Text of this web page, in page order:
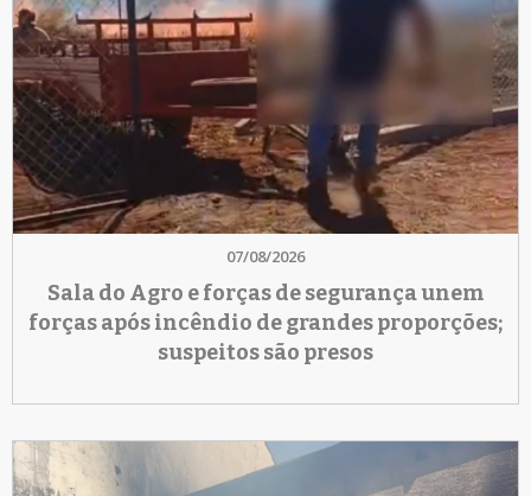
07/08/2026
Sala do Agro e forças de segurança unem
forças após incêndio de grandes proporções;
suspeitos são presos